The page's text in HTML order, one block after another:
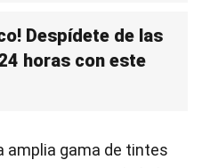
Despídete de las
horas con este
amplia gama de tintes